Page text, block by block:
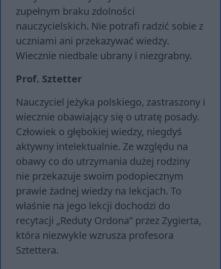
zupełnym braku zdolności
nauczycielskich. Nie potrafi radzić sobie z
uczniami ani przekazywać wiedzy.
Wiecznie niedbale ubrany i niezgrabny.
Prof. Sztetter
Nauczyciel jeżyka polskiego, zastraszony i
wiecznie obawiający się o utratę posady.
Człowiek o głębokiej wiedzy, niegdyś
aktywny intelektualnie. Ze względu na
obawy co do utrzymania dużej rodziny
nie przekazuje swoim podopiecznym
prawie żadnej wiedzy na lekcjach. To
właśnie na jego lekcji dochodzi do
recytacji „Reduty Ordona” przez Zygierta,
która niezwykle wzrusza profesora
Sztettera.